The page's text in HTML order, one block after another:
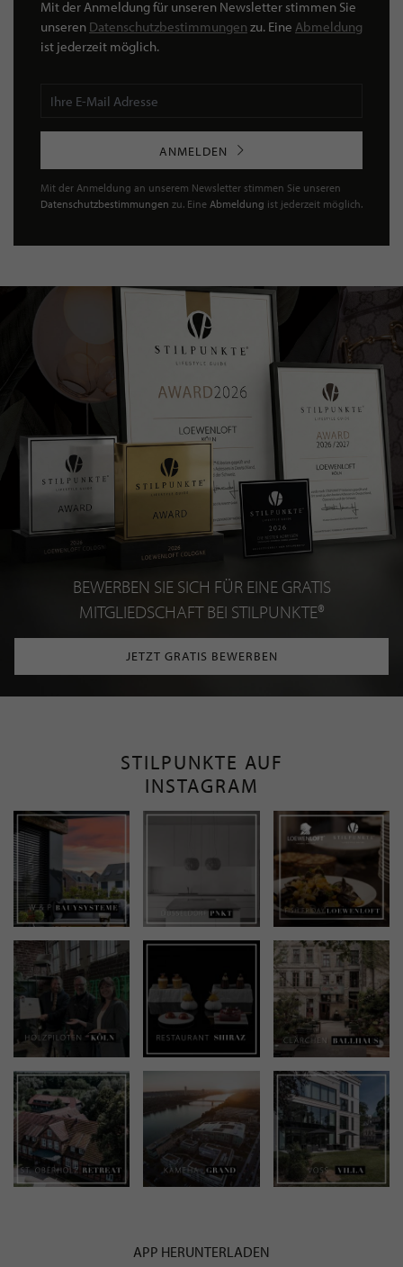
Mit der Anmeldung für unseren Newsletter stimmen Sie
unseren Datenschutzbestimmungen zu. Eine Abmeldung
ist jederzeit möglich.
ANMELDEN
Mit der Anmeldung an unserem Newsletter stimmen Sie unseren
Datenschutzbestimmungen zu. Eine Abmeldung ist jederzeit möglich.
BEWERBEN SIE SICH FÜR EINE GRATIS
MITGLIEDSCHAFT BEI STILPUNKTE®
JETZT GRATIS BEWERBEN
STILPUNKTE AUF
INSTAGRAM
APP HERUNTERLADEN